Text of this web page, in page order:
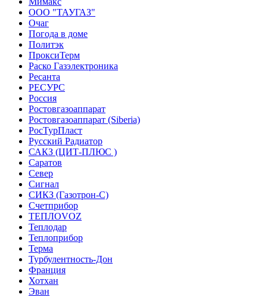
ООО "ТАУГАЗ"
Очаг
Погода в доме
Политэк
ПроксиТерм
Раско Газэлектроника
Ресанта
РЕСУРС
Россия
Ростовгазоаппарат
Ростовгазоаппарат (Siberia)
РосТурПласт
Русский Радиатор
САКЗ (ЦИТ-ПЛЮС )
Саратов
Север
Сигнал
СИКЗ (Газотрон-С)
Счетприбор
ТЕПЛОVOZ
Теплодар
Теплоприбор
Терма
Турбулентность-Дон
Франция
Хотхан
Эван